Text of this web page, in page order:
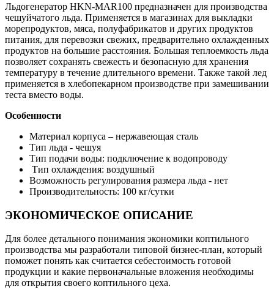
Льдогенератор HKN-MAR100 предназначен для производства
чешуйчатого льда. Применяется в магазинах для выкладки
морепродуктов, мяса, полуфабрикатов и других продуктов
питания, для перевозки свежих, предварительно охлажденных
продуктов на большие расстояния. Большая теплоемкость льда
позволяет сохранять свежесть и безопасную для хранения
температуру в течение длительного времени. Также такой лед
применяется в хлебопекарном производстве при замешивании
теста вместо воды.
Особенности
Материал корпуса – нержавеющая сталь
Тип льда - чешуя
Тип подачи воды: подключение к водопроводу
Тип охлаждения: воздушный
Возможность регулирования размера льда - нет
Производительность: 100 кг/сутки
ЭКОНОМИЧЕСКОЕ ОПИСАНИЕ
Для более детального понимания экономики коптильного
производства мы разработали типовой бизнес-план, который
поможет понять как считается себестоимость готовой
продукции и какие первоначальные вложения необходимы
для открытия своего коптильного цеха.